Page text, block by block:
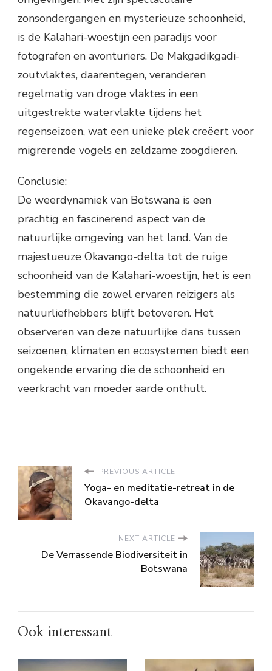
zonsondergangen en mysterieuze schoonheid,
is de Kalahari-woestijn een paradijs voor
fotografen en avonturiers. De Makgadikgadi-
zoutvlaktes, daarentegen, veranderen
regelmatig van droge vlaktes in een
uitgestrekte watervlakte tijdens het
regenseizoen, wat een unieke plek creëert voor
migrerende vogels en zeldzame zoogdieren.
Conclusie:
De weerdynamiek van Botswana is een
prachtig en fascinerend aspect van de
natuurlijke omgeving van het land. Van de
majestueuze Okavango-delta tot de ruige
schoonheid van de Kalahari-woestijn, het is een
bestemming die zowel ervaren reizigers als
natuurliefhebbers blijft betoveren. Het
observeren van deze natuurlijke dans tussen
seizoenen, klimaten en ecosystemen biedt een
ongekende ervaring die de schoonheid en
veerkracht van moeder aarde onthult.
PREVIOUS ARTICLE
Yoga- en meditatie-retreat in de
Okavango-delta
NEXT ARTICLE
De Verrassende Biodiversiteit in
Botswana
Ook interessant